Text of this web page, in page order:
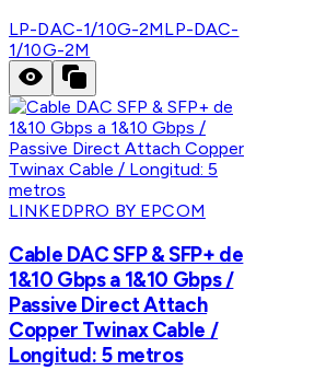
LP-DAC-1/10G-2MLP-DAC-
1/10G-2M
LINKEDPRO BY EPCOM
Cable DAC SFP & SFP+ de
1&10 Gbps a 1&10 Gbps /
Passive Direct Attach
Copper Twinax Cable /
Longitud: 5 metros